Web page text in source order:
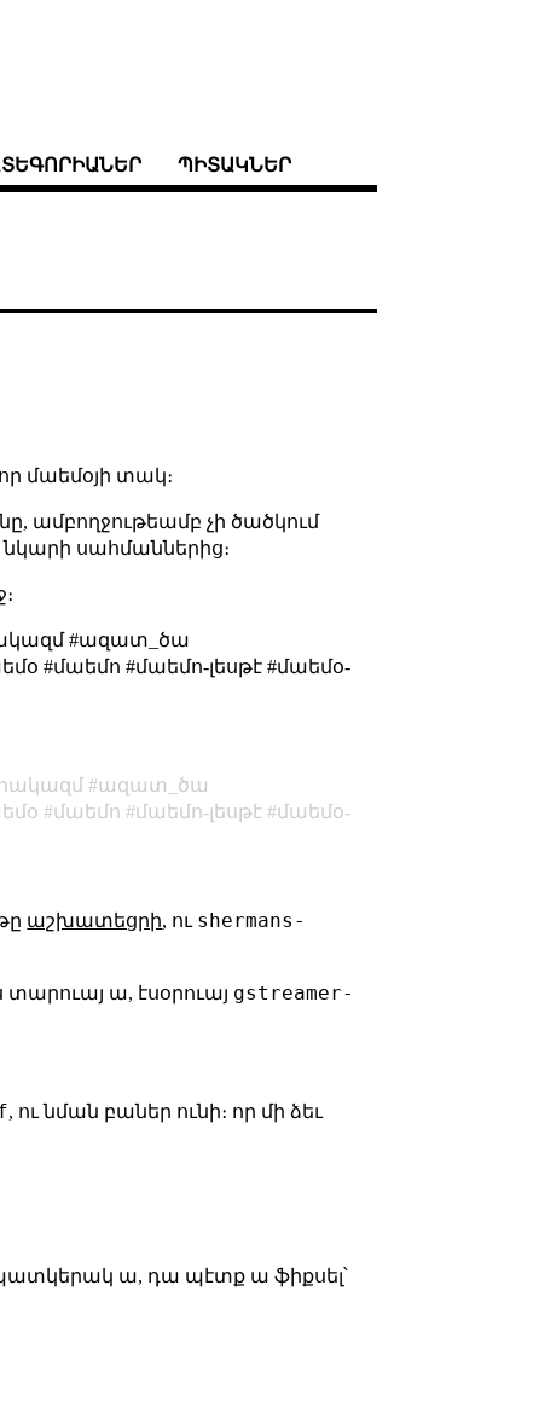
ՊԻՏԱԿՆԵՐ
մաեմօյի տակ։
ամբողջութեամբ չի ծածկում
նկարի սահմաններից։
#ազատ_ծա
#մաեմո #մաեմո-լեսթէ #մաեմօ-
ազատ_ծա
մաեմո մաեմո-լեսթէ
մաեմօ-
աշխատեցրի, ու shermans-
տարուայ ա, էսօրուայ gstreamer-
, ու նման բաներ ունի։ որ մի ձեւ
ա, դա պէտք ա ֆիքսել՝